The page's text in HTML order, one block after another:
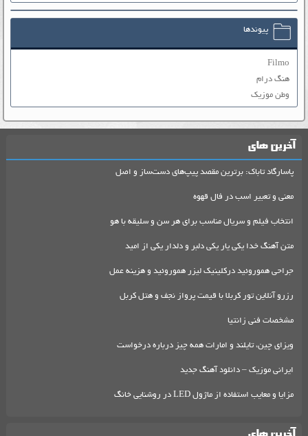
پیوندها
Filmo
هنگ درام
وطن موزیک
آخرین های
پاسارگاد تاباک: برترین مقصد پیپ‌های دست‌ساز و اصل
معنی و تعبیر اسب در فال قهوه
انتخاب فیلم و سریال مناسب برای هر سن و سلیقه با هو
متن آهنگ خدا یکی یار یکی دلبر و دلدار یکی از امید
جراحی هموروئید درکلینیک لیزر هموروئید و هزینه عمل
رزرو آنلاین تور کربلا با قیمت پرواز نجف و هتل کربل
مشخصات فنی زانتیا
ویزای چین، تایلند و امارات همه چیز درباره درخواست
ایرانی موزیک – دانلود آهنگ جدید
مزایا و معایب استفاده از ماژول LED در روشنایی خانگ